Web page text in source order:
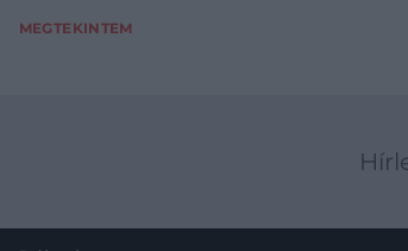
MEGTEKINTEM